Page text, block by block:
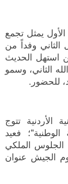
يمثل تجمع
الثاني وفداً من
استهل الحديث
الثاني، وسمو
للحضور.
الأردنية تتوج
فعيد
الجلوس الملكي
الجيش عنوان